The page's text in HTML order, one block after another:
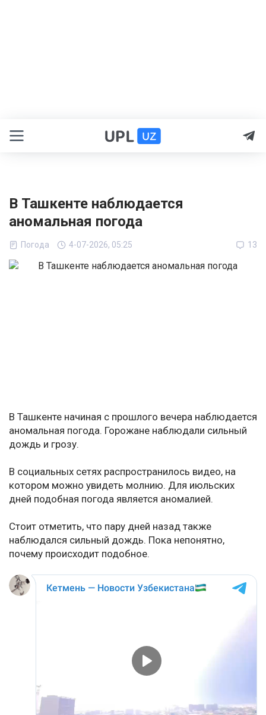
В Ташкенте наблюдается
аномальная погода
Погода 4-07-2026, 05:25 13
В Ташкенте начиная с прошлого вечера наблюдается
аномальная погода. Горожане наблюдали сильный
дождь и грозу.
В социальных сетях распространилось видео, на
котором можно увидеть молнию. Для июльских
дней подобная погода является аномалией.
Стоит отметить, что пару дней назад также
наблюдался сильный дождь. Пока непонятно,
почему происходит подобное.